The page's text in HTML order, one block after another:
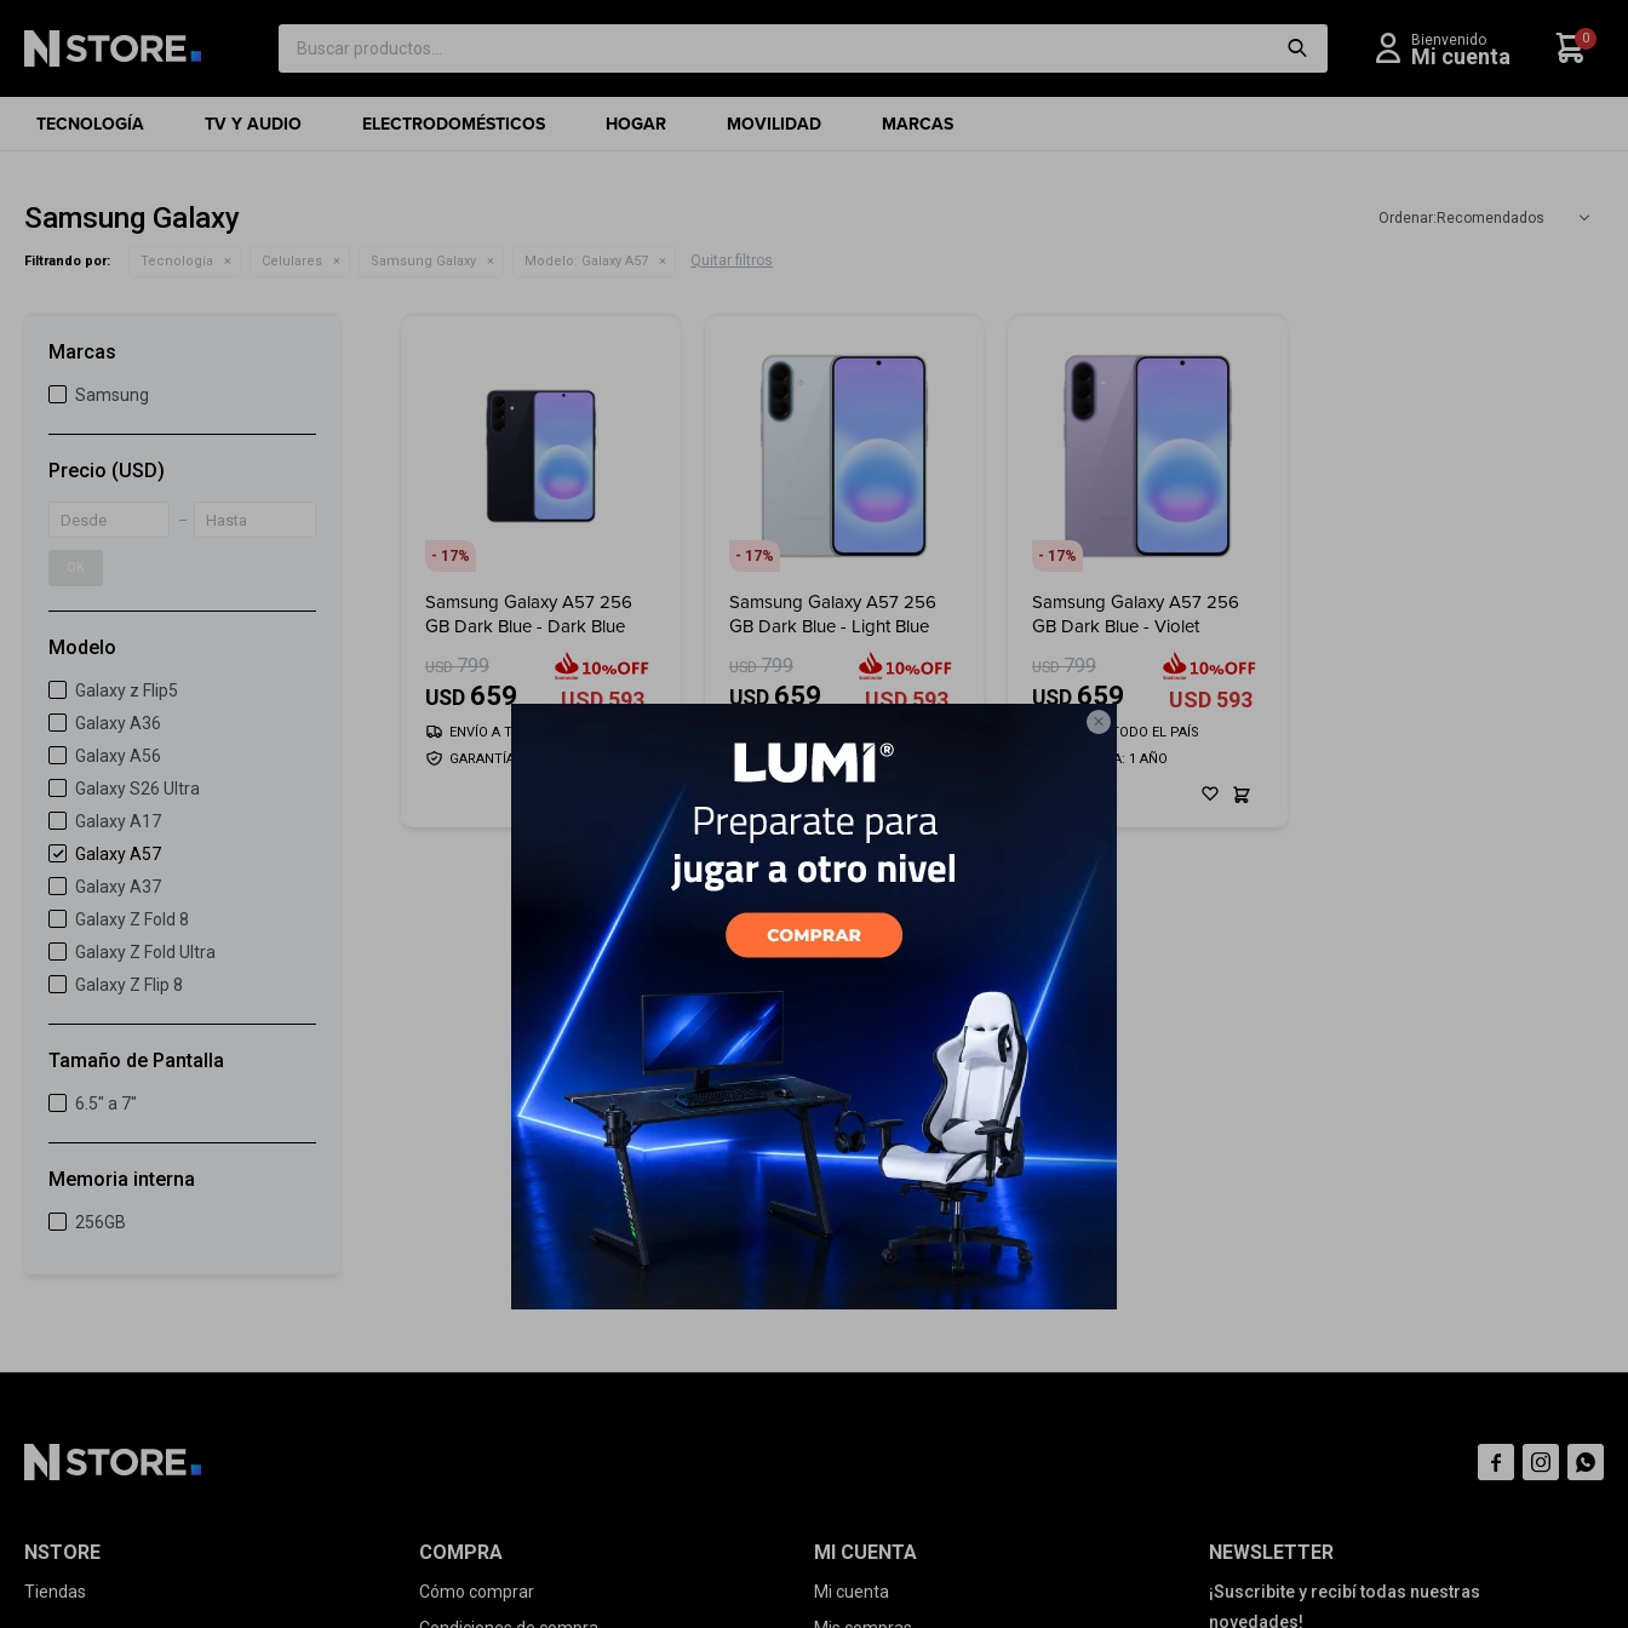

TECNOLOGÍA TV Y AUDIO ELECTRODOMÉSTICOS HOGAR MOVILIDAD MARCAS
0
Samsung Galaxy Recomendados
Filtrando por: Tecnología Celulares Samsung Galaxy Modelo: Galaxy A57 Quitar filtros
17
Samsung Galaxy A57 256
GB Dark Blue - Dark Blue
USD 799
USD 659 USD593
GARANTÍA: 1 AÑO
ENVÍO A TODO EL PAÍS
17
Samsung Galaxy A57 256
GB Dark Blue - Light Blue
USD 799
USD 659 USD593
GARANTÍA: 1 AÑO
17
Samsung Galaxy A57 256
GB Dark Blue - Violet
USD 799
USD 659 USD 593
GARANTÍA: 1 AÑO
ENVÍO A TODO EL PAÍS
Marcas
Samsung
Precio (USD)
Modelo
Galaxy z Flip5
Galaxy A36
Galaxy A56
Galaxy S26 Ultra
Galaxy A17
Galaxy A57
Galaxy A37
Galaxy Z Fold 8
Galaxy Z Fold Ultra
Galaxy Z Flip 8
Tamaño de Pantalla
6.5" a 7"
Memoria interna
256GB
NEWSLETTER
¡Suscribite y recibí todas nuestras
novedades!
NSTORE
Tiendas
COMPRA
Cómo comprar
MI CUENTA
Mi cuenta
  